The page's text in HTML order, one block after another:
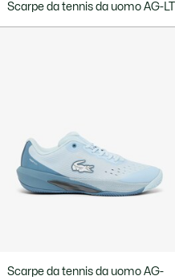
Scarpe da tennis da uomo AG-
Scarpe da tennis da uomo AG-